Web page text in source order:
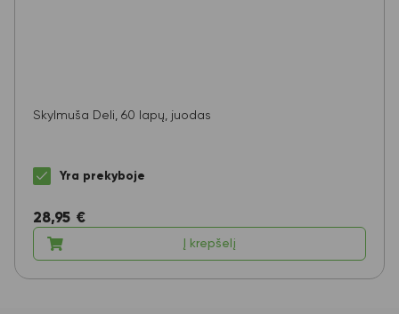
Skylmuša Deli, 60 lapų, juodas
Yra prekyboje
28,95 €
Į krepšelį